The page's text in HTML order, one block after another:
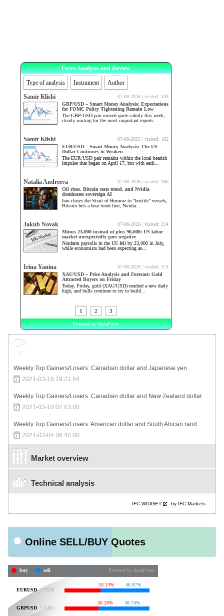
Weekly Top Gainers/Losers: Canadian dollar and Japanese yen
2021-03-18 19:21:54
Weekly Top Gainers/Losers: Canadian dollar and New Zealand dollar
2021-03-10 07:03:00
Weekly Top Gainers/Losers: American dollar and South African rand
2021-03-04 06:40:00
Market overview
Technical analysis
IFC WIDGET by IFC Markets
Online SELL/BUY Quotes